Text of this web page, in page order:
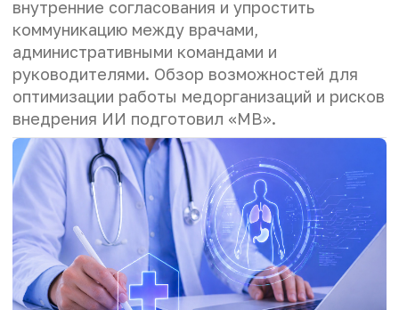
внутренние согласования и упростить
коммуникацию между врачами,
административными командами и
руководителями. Обзор возможностей для
оптимизации работы медорганизаций и рисков
внедрения ИИ подготовил «МВ».